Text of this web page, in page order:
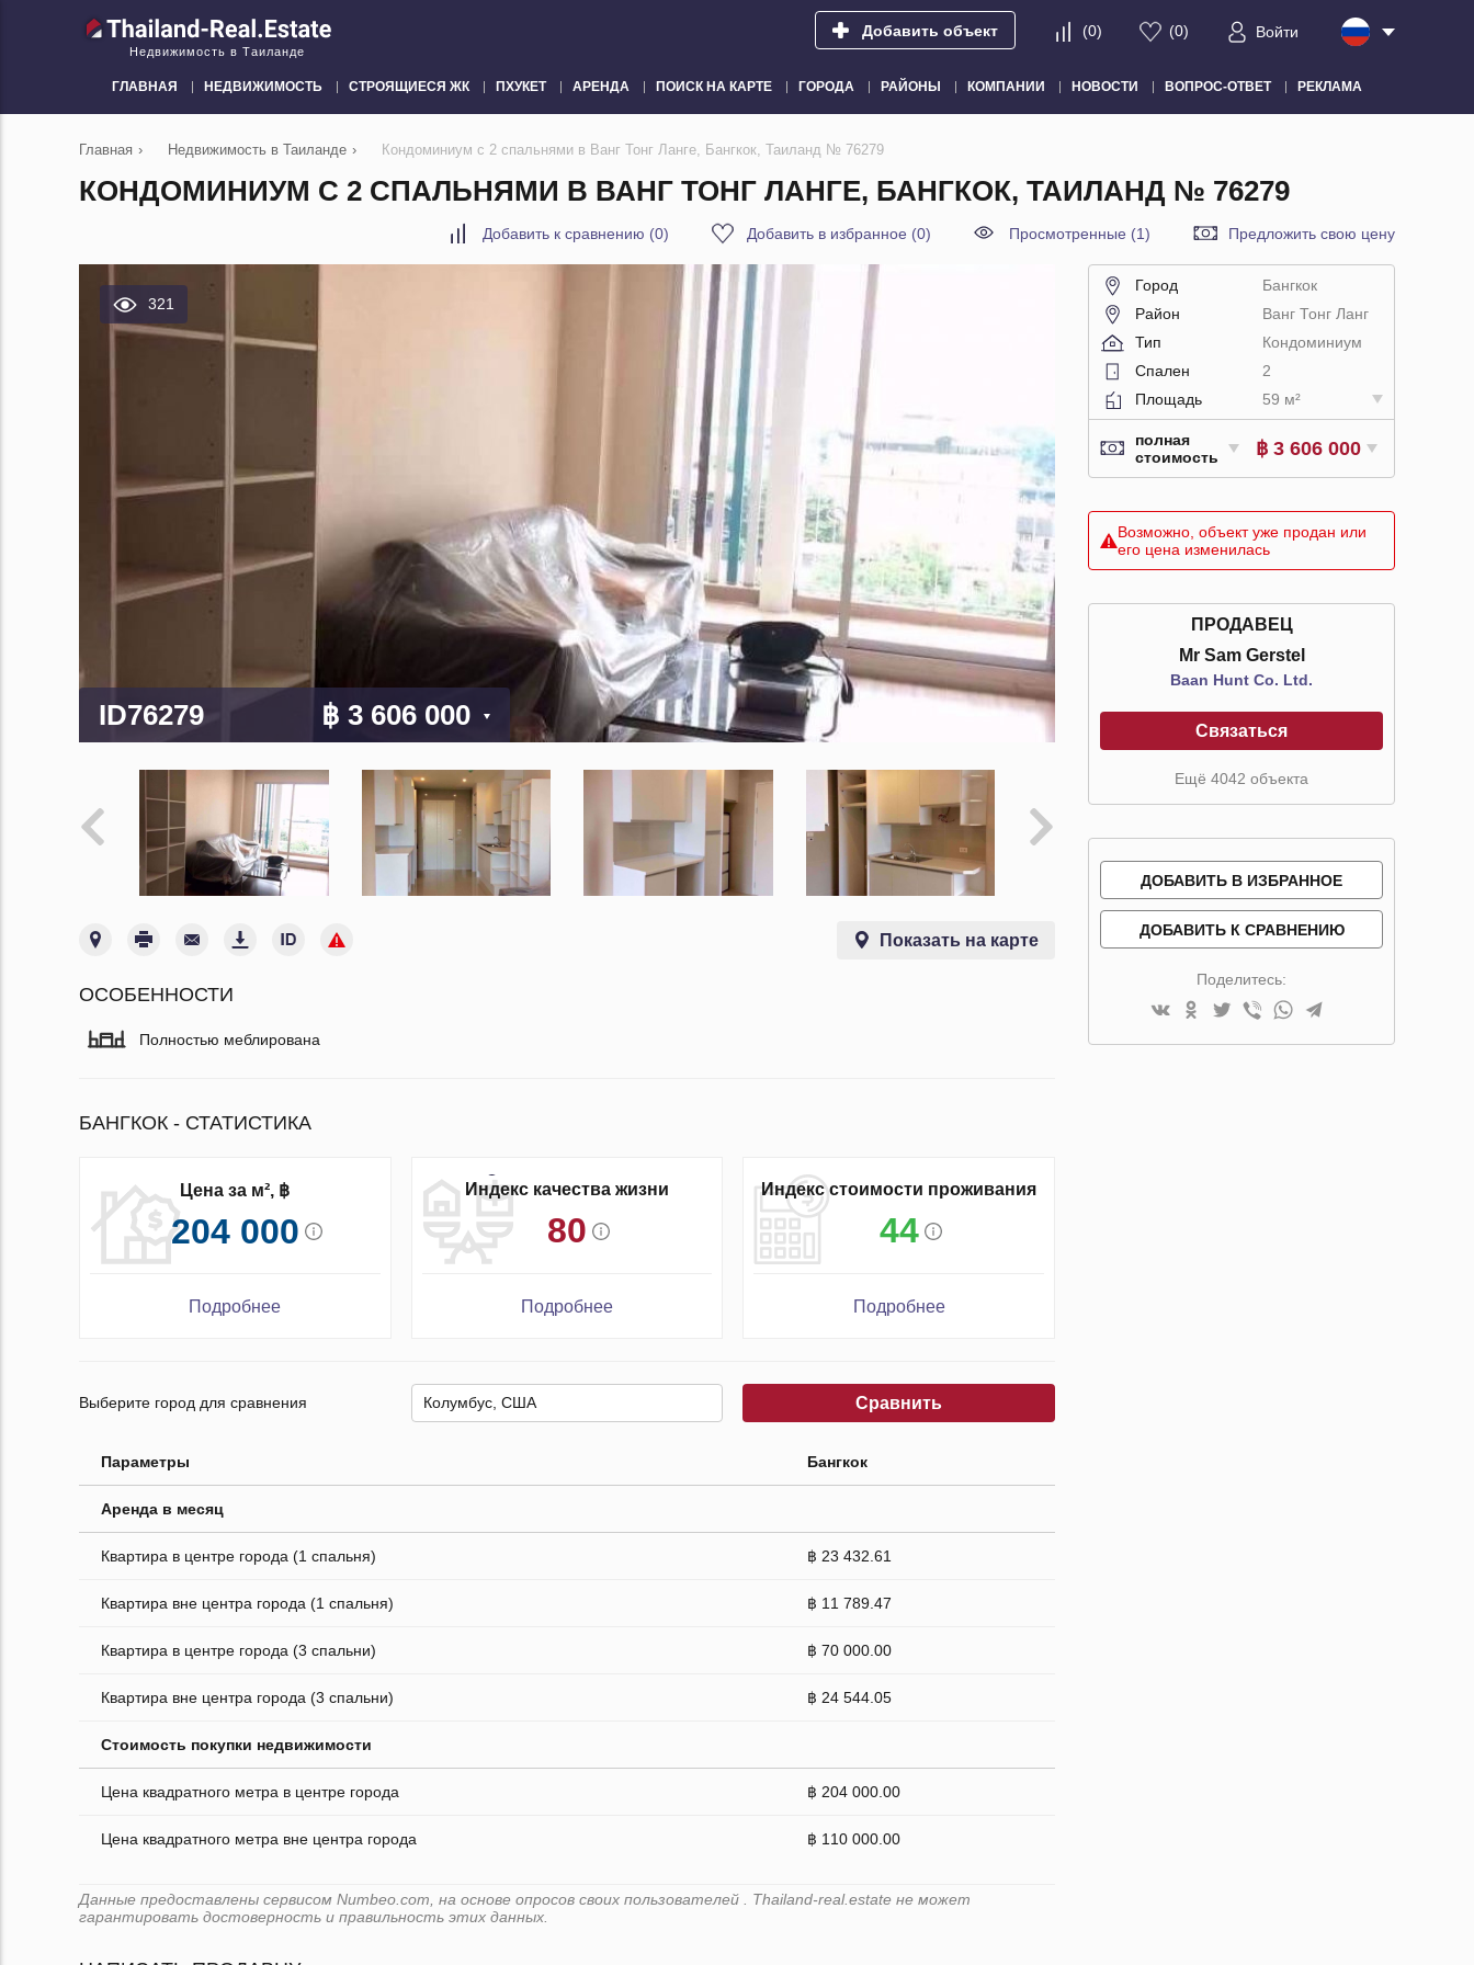
Недвижимость в Таиланде
Добавить объект (0) (0) Войти
ГЛАВНАЯ НЕДВИЖИМОСТЬ СТРОЯЩИЕСЯ ЖК ПХУКЕТ АРЕНДА ПОИСК НА КАРТЕ ГОРОДА РАЙОНЫ КОМПАНИИ НОВОСТИ ВОПРОС-ОТВЕТ РЕКЛАМА
Главная › Недвижимость в Таиланде › Кондоминиум с 2 спальнями в Ванг Тонг Ланге, Бангкок, Таиланд № 76279
КОНДОМИНИУМ С 2 СПАЛЬНЯМИ В ВАНГ ТОНГ ЛАНГЕ, БАНГКОК, ТАИЛАНД № 76279
Добавить к сравнению (0) Добавить в избранное (0) Просмотренные (1) Предложить свою цену
321
ID76279 ฿ 3 606 000
Показать на карте
ОСОБЕННОСТИ
Полностью меблирована
БАНГКОК - СТАТИСТИКА
Цена за м², ฿
204 000
Подробнее
Индекс качества жизни
80
Подробнее
Индекс стоимости проживания
44
Подробнее
Выберите город для сравнения Сравнить
Параметры Бангкок
Аренда в месяц
Квартира в центре города (1 спальня) ฿ 23 432.61
Квартира вне центра города (1 спальня) ฿ 11 789.47
Квартира в центре города (3 спальни) ฿ 70 000.00
Квартира вне центра города (3 спальни) ฿ 24 544.05
Стоимость покупки недвижимости
Цена квадратного метра в центре города ฿ 204 000.00
Цена квадратного метра вне центра города ฿ 110 000.00
Данные предоставлены сервисом Numbeo.com, на основе опросов своих пользователей . Thailand-real.estate не может
гарантировать достоверность и правильность этих данных.
Город
Бангкок
Район
Ванг Тонг Ланг
Тип
Кондоминиум
Спален
2
Площадь
59 м²
полная
стоимость
฿ 3 606 000
Возможно, объект уже продан или
его цена изменилась
ПРОДАВЕЦ
Mr Sam Gerstel
Baan Hunt Co. Ltd.
Связаться
Ещё 4042 объекта
ДОБАВИТЬ В ИЗБРАННОЕ
ДОБАВИТЬ К СРАВНЕНИЮ
Поделитесь: